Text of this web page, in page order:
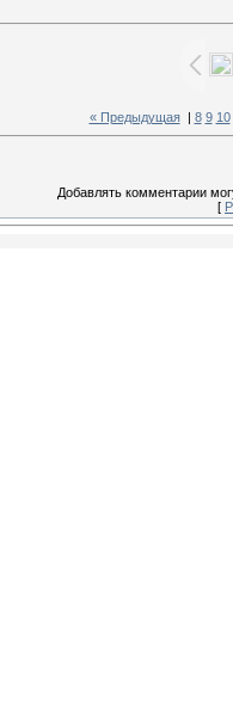
« Предыдущая| 8 9 10
Добавлять комментарии
[